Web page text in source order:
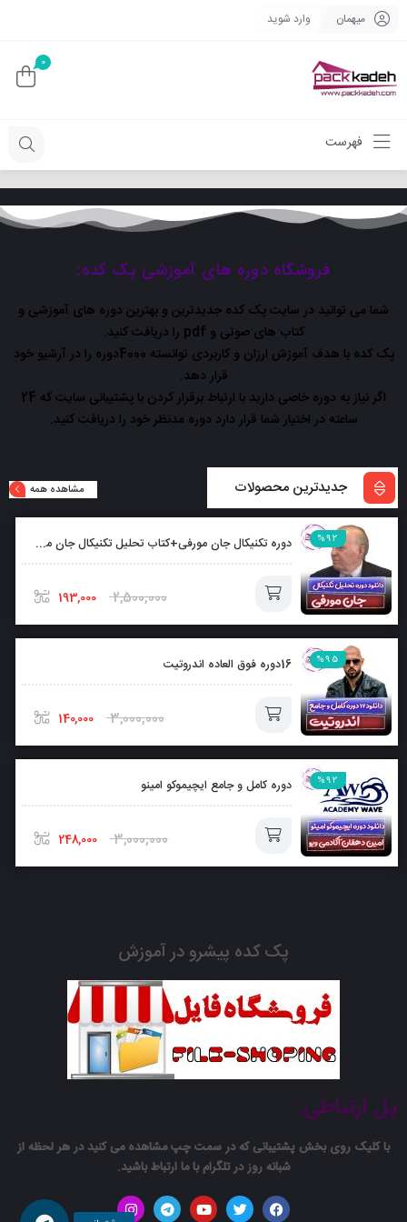
میهمان وارد شوید
0
فهرست
فروشگاه دوره های آموزشی پک کده:
شما می توانید در سایت پک کده جدیدترین و بهترین دوره های آموزشی و
کتاب های صوتی و pdf را دریافت کنید.
پک کده با هدف آموزش ارزان و کاربردی توانسته 4000دوره را در آرشیو خود
قرار دهد.
اگر نیاز به دوره خاصی دارید با ارتباط برقرار کردن با پشتیبانی سایت که 24
ساعته در اختیار شما قرار دارد دوره مدنظر خود را دریافت کنید.
جدیدترین محصولات مشاهده همه
%92 دوره تکنیکال جان مورفی+کتاب تحلیل تکنیکال جان مورفی بصورت رایگان
2,500,000
193,000
افزودن
به
سبد
%95 16دوره فوق العاده اندروتیت
3,000,000
140,000
افزودن
به
سبد
%92 دوره کامل و جامع ایچیموکو امینو
3,000,000
248,000
سبد
پک کده پیشرو در آموزش
پل ارتباطی:
با کلیک روی بخش پشتیبانی که در سمت چپ مشاهده می کنید در هر لحظه از
شبانه روز در تلگرام با ما ارتباط باشید.